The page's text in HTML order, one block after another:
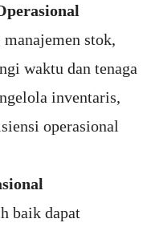
stok,
waktu dan tenaga
inventaris,
operasional
baik dapat